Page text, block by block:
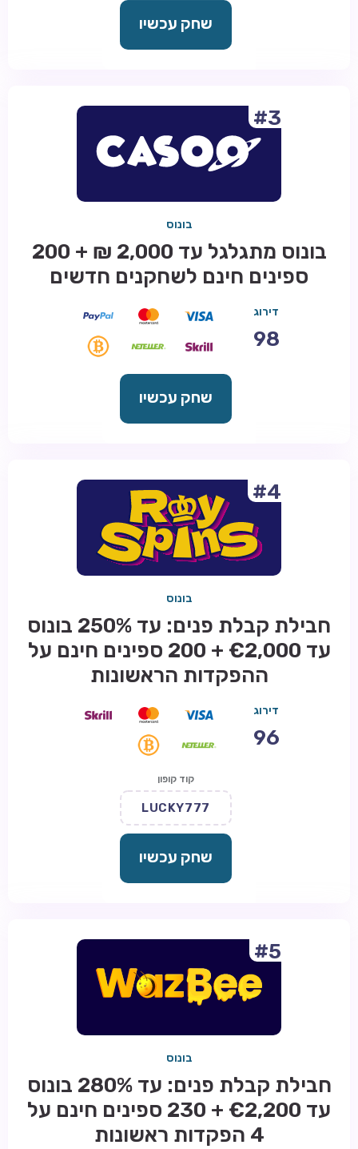
שחק עכשיו
#3
בונוס
בונוס מתגלגל עד 2,000 ₪ + 200
ספינים חינם לשחקנים חדשים
דירוג
98
שחק עכשיו
#4
בונוס
חבילת קבלת פנים: עד 250% בונוס
עד €2,000 + 200 ספינים חינם על
ההפקדות הראשונות
דירוג
96
קוד קופון
LUCKY777
שחק עכשיו
#5
בונוס
חבילת קבלת פנים: עד 280% בונוס
עד €2,200 + 230 ספינים חינם על
4 הפקדות ראשונות